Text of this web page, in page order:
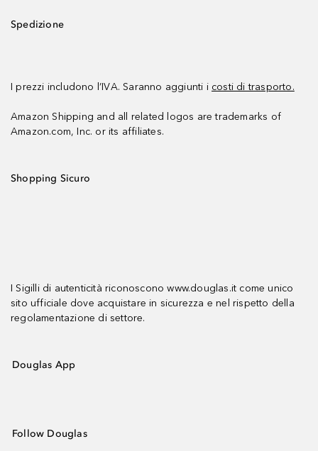
Spedizione
I prezzi includono l’IVA. Saranno aggiunti i costi di trasporto.
Amazon Shipping and all related logos are trademarks of
Amazon.com, Inc. or its affiliates.
Shopping Sicuro
I Sigilli di autenticità riconoscono www.douglas.it come unico
sito ufficiale dove acquistare in sicurezza e nel rispetto della
regolamentazione di settore.
Douglas App
Follow Douglas